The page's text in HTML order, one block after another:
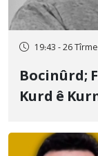
19:43 - 26
Bocinûrd;
Kurd ê